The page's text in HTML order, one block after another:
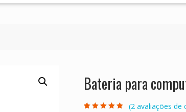
Bateria para
(2 avaliações de